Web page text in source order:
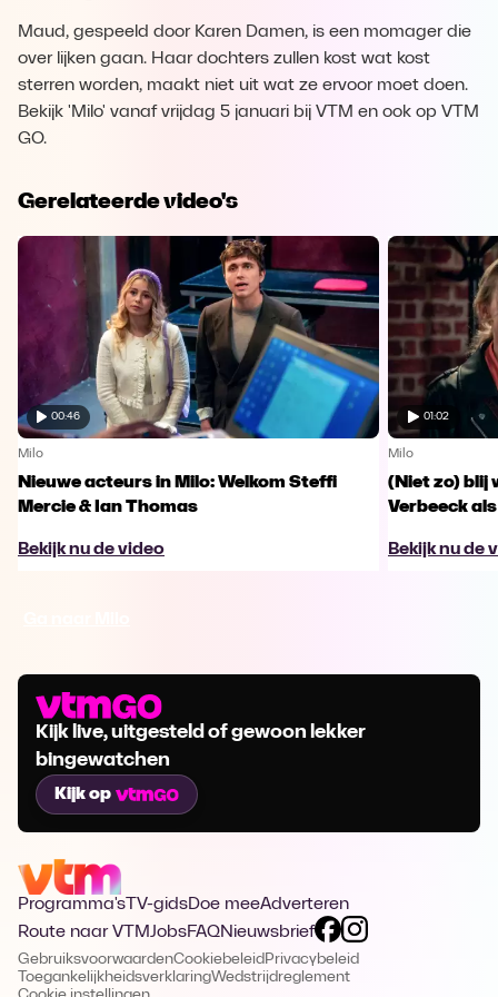
Maud, gespeeld door Karen Damen, is een momager die
over lijken gaan. Haar dochters zullen kost wat kost
sterren worden, maakt niet uit wat ze ervoor moet doen.
Bekijk 'Milo' vanaf vrijdag 5 januari bij VTM en ook op VTM
GO.
Gerelateerde video's
00:46
Milo
Nieuwe acteurs in Milo: Welkom Steffi
Mercie & Ian Thomas
Bekijk nu de video
01:02
Milo
(Niet zo) blij
Verbeeck
Bekijk nu de
Kijk live, uitgesteld of gewoon lekker
bingewatchen
Kijk op
Programma's TV-gidsDoe meeAdverteren
Route naar VTMJobsFAQNieuwsbrief
GebruiksvoorwaardenCookiebeleid Privacybeleid
ToegankelijkheidsverklaringWedstrijdreglement